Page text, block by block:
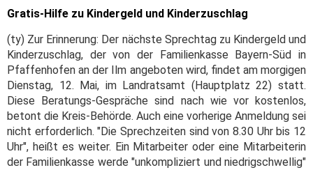
Gratis-Hilfe zu Kindergeld und Kinderzuschlag
(ty) Zur Erinnerung: Der nächste Sprechtag zu Kindergeld und
Kinderzuschlag, der von der Familienkasse Bayern-Süd in
Pfaffenhofen an der Ilm angeboten wird, findet am morgigen
Dienstag, 12. Mai, im Landratsamt (Hauptplatz 22) statt.
Diese Beratungs-Gespräche sind nach wie vor kostenlos,
betont die Kreis-Behörde. Auch eine vorherige Anmeldung sei
nicht erforderlich. "Die Sprechzeiten sind von 8.30 Uhr bis 12
Uhr", heißt es weiter. Ein Mitarbeiter oder eine Mitarbeiterin
der Familienkasse werde "unkompliziert und niedrigschwellig"